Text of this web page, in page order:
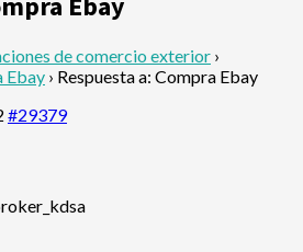
de comercio exterior ›
Ebay › Respuesta a: Compra Ebay
#29379